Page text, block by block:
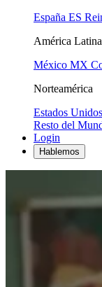
España ES
América Latina
México MX
Norteamérica
Estados
Resto del
Login
Hablemos